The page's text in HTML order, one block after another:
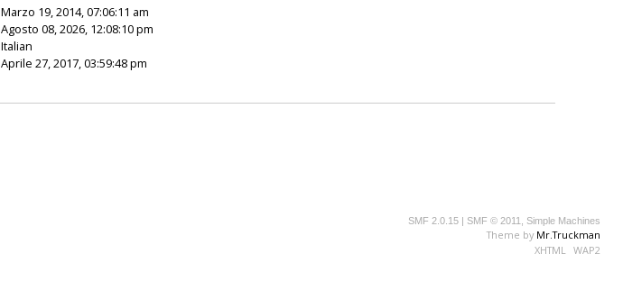
Marzo 19, 2014, 07:06:11 am
Agosto 08, 2026, 12:08:10 pm
Italian
Aprile 27, 2017, 03:59:48 pm
SMF 2.0.15 | SMF © 2011 Simple Machines
Theme by Mr.Truckman
XHTML
WAP2